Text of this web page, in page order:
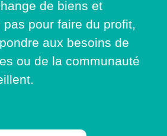
de biens et
pour faire du profit,
aux besoins de
ou de la communauté